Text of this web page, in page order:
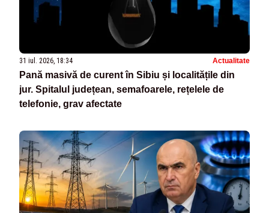
31 iul. 2026, 18:34 Actualitate
Pană masivă de curent în Sibiu și localitățile din
jur. Spitalul județean, semafoarele, rețelele de
telefonie, grav afectate